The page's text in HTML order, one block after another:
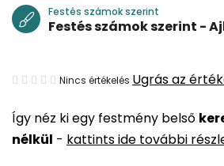
Így néz ki egy festmény belső
nélkül - kattints ide további
Festés számok szerint
Festés számok szerint -
A
átlagos
értékelése
Nincs értékelés Ugrás az